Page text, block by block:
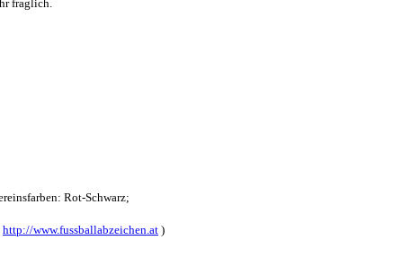
fraglich.
Rot-Schwarz;
http://www.fussballabzeichen.at )